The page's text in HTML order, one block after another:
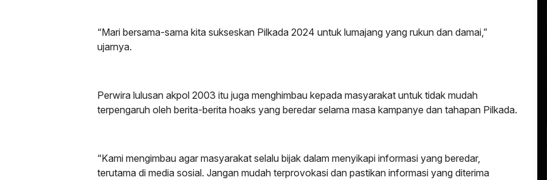
“Mari bersama-sama kita sukseskan Pilkada 2024 untuk lumajang yang rukun dan damai,”
ujarnya.
Perwira lulusan akpol 2003 itu juga menghimbau kepada masyarakat untuk tidak mudah
terpengaruh oleh berita-berita hoaks yang beredar selama masa kampanye dan tahapan Pilkada.
“Kami mengimbau agar masyarakat selalu bijak dalam menyikapi informasi yang beredar,
terutama di media sosial. Jangan mudah terprovokasi dan pastikan informasi yang diterima